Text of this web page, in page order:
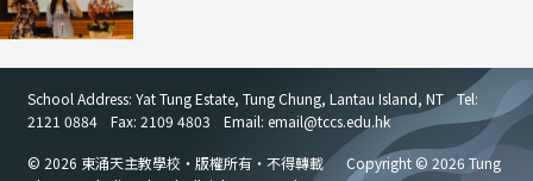
School Address: Yat Tung Estate, Tung Chung, Lantau Island, NT
Tel:
2121 0884
Fax: 2109 4803 Email: email@tccs.edu.hk
© 2026 東涌天主教學校・版權所有・不得轉載
Copyright © 2026 Tung